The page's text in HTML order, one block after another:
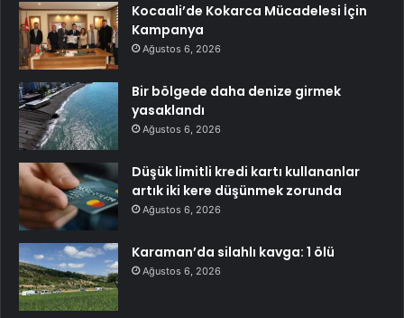
Kocaali’de Kokarca Mücadelesi İçin
Kampanya
Ağustos 6, 2026
Bir bölgede daha denize girmek
yasaklandı
Ağustos 6, 2026
Düşük limitli kredi kartı kullananlar
artık iki kere düşünmek zorunda
Ağustos 6, 2026
Karaman’da silahlı kavga: 1 ölü
Ağustos 6, 2026